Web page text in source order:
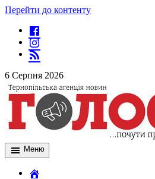
Перейти до контенту
6 Серпня 2026
Меню